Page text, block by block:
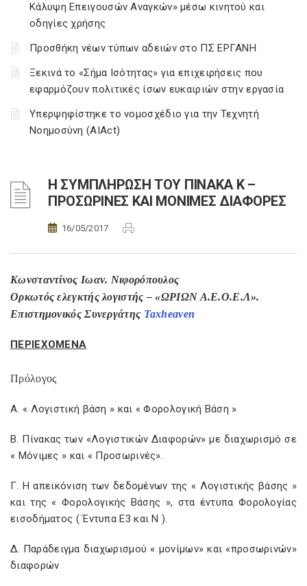
Κάλυψη Επειγουσών Αναγκών» μέσω κινητού και
οδηγίες χρήσης
Προσθήκη νέων τύπων αδειών στο ΠΣ ΕΡΓΑΝΗ
Ξεκινά το «Σήμα Ισότητας» για επιχειρήσεις που
εφαρμόζουν πολιτικές ίσων ευκαιριών στην εργασία
Υπερψηφίστηκε το νομοσχέδιο για την Τεχνητή
Νοημοσύνη (AIAct)
Η ΣΥΜΠΛΗΡΩΣΗ ΤΟΥ ΠΙΝΑΚΑ Κ –
ΠΡΟΣΩΡΙΝΕΣ ΚΑΙ ΜΟΝΙΜΕΣ ΔΙΑΦΟΡΕΣ
16/05/2017
Κωνσταντίνος Ιωαν. Νιφορόπουλος
Ορκωτός ελεγκτής λογιστής – «ΩΡΙΩΝ Α.Ε.Ο.Ε.Λ».
Επιστημονικός Συνεργάτης Taxheaven
ΠΕΡΙΕΧΟΜΕΝΑ
Πρόλογος
Α. « Λογιστική βάση » και « Φορολογική Βάση »
Β. Πίνακας των «Λογιστικών Διαφορών» με διαχωρισμό σε
« Μόνιμες » και « Προσωρινές».
Γ. Η απεικόνιση των δεδομένων της « Λογιστικής βάσης »
και της « Φορολογικής Βάσης », στα έντυπα Φορολογίας
εισοδήματος ( Έντυπα Ε3 και Ν ).
Δ. Παράδειγμα διαχωρισμού « μονίμων» και «προσωρινών»
διαφορών